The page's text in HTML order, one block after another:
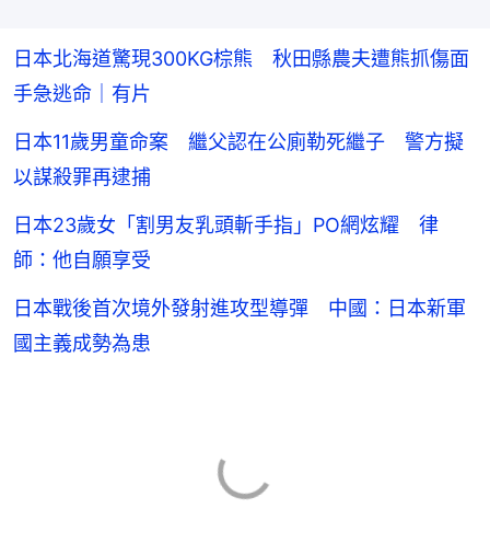
日本北海道驚現300KG棕熊 秋田縣農夫遭熊抓傷面
手急逃命｜有片
日本11歲男童命案 繼父認在公廁勒死繼子 警方擬
以謀殺罪再逮捕
日本23歲女「割男友乳頭斬手指」PO網炫耀 律
師：他自願享受
日本戰後首次境外發射進攻型導彈 中國：日本新軍
國主義成勢為患